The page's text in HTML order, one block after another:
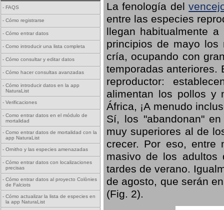
- FAQS
- Cómo registrarse
- Cómo entrar datos
- Como introducir una lista completa
- Cómo consultar y editar datos
- Cómo hacer consultas avanzadas
- Cómo introducir datos en la app
NaturaList
- Verificaciones
- Como entrar datos en el módulo de
mortalidad
- Como entrar datos de mortalidad con la
app NaturaList
- Ornitho y las especies amenazadas
- Cómo entrar datos con localizaciones
precisas
- Cómo entrar datos al proyecto Colònies
de Falciots
- Cómo actualizar la lista de especies en
la app NaturaList
La fenología del
entre las especies
llegan habitualmente
principios de mayo los
cría, ocupando con
temporadas anteriores.
reproductor:
alimentan los pollos y
África, ¡A menudo
Sí, los "abandonan"
muy superiores al de
crecer. Por eso, entre
masivo de los adultos
tardes de verano.
de agosto, que serán
(Fig. 2).